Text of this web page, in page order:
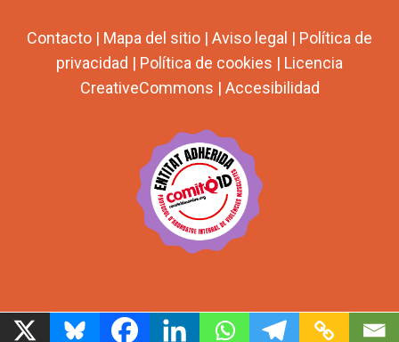
Contacto | Mapa del sitio | Aviso legal | Política de
privacidad | Política de cookies | Licencia
CreativeCommons | Accesibilidad